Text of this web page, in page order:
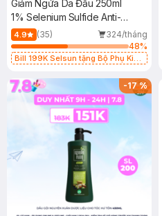
Giảm Ngứa Da Đầu 250ml
1% Selenium Sulfide Anti-
Dandruff Shampoo
4.9 (35)
324/tháng
48%
Bill 199K Selsun tặng Bộ Phụ Kiện
-17%